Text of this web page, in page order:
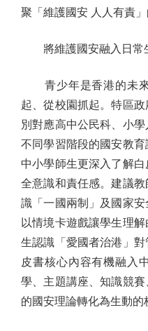
聚「維護國安 人人有責」
將維護國安融入日常
青少年是香港的未來
起、從校園抓起。特區
別對應高中公民科、小
不同學習階段的國安教
中小學師生更深入了解
全意識和責任感。建議
識「一國兩制」及國家安
以情境卡遊戲讓學生理
生認識「愛國者治港」
皮書核心內容有機融入
學、主題講座、知識競
的國安理論轉化為生動的